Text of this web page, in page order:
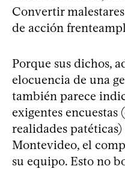
Convertir
de acción
Porque sus dichos,
elocuencia de una
también parece
exigentes encuestas
realidades
Montevideo, el
su equipo. Esto no